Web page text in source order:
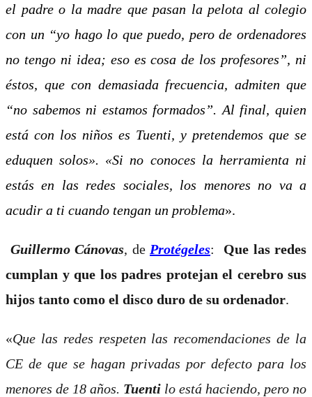
el padre o la madre que pasan la pelota al colegio
con un “yo hago lo que puedo, pero de ordenadores
no tengo ni idea; eso es cosa de los profesores”, ni
éstos, que con demasiada frecuencia, admiten que
“no sabemos ni estamos formados”. Al final, quien
está con los niños es Tuenti, y pretendemos que se
eduquen solos». «Si no conoces la herramienta ni
estás en las redes sociales, los menores no va a
acudir a ti cuando tengan un problema».
Guillermo Cánovas, de Protégeles: Que las redes
cumplan y que los padres protejan el cerebro sus
hijos tanto como el disco duro de su ordenador.
«Que las redes respeten las recomendaciones de la
CE de que se hagan privadas por defecto para los
menores de 18 años. Tuenti lo está haciendo, pero no